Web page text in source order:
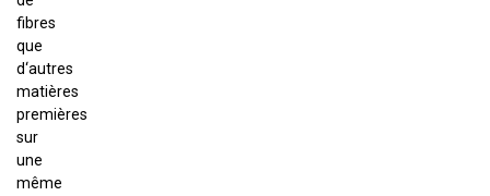
fibres
que
d‘autres
matières
premières
sur
une
même